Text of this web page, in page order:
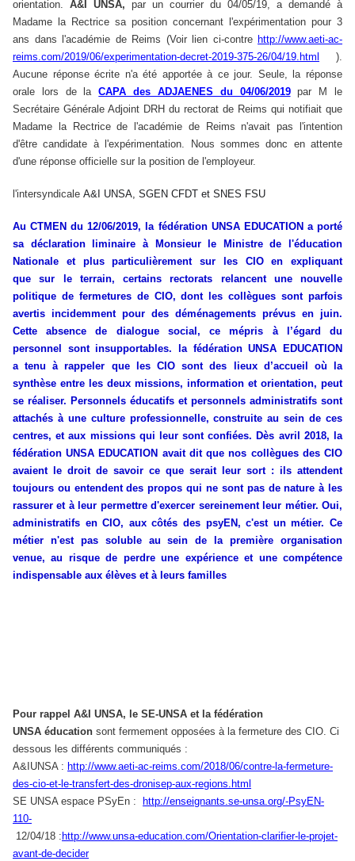
orientation. A&I UNSA, par un courrier du 04/05/19, a demandé à
Madame la Rectrice sa position concernant l'expérimentation pour 3
ans dans l'académie de Reims (Voir lien ci-contre http://www.aeti-ac-
reims.com/2019/06/experimentation-decret-2019-375-26/04/19.html
).
Aucune réponse écrite n'a été apportée à ce jour. Seule, la réponse
orale lors de laCAPA des ADJAENES du 04/06/2019par M le
Secrétaire Générale Adjoint DRH du rectorat de Reims qui notifiait que
Madame la Rectrice de l'académie de Reims n'avait pas l'intention
d'être candidate à l'expérimentation. Nous sommes donc en attente
d'une réponse officielle sur la position de l'employeur.
l'intersyndicale A&I UNSA, SGEN CFDT et SNES FSU
Au CTMEN du 12/06/2019, la fédération UNSA EDUCATION a porté
sa déclaration liminaire à Monsieur le Ministre de l'éducation
Nationale et plus particulièrement sur les CIO en expliquant
que sur le terrain, certains rectorats relancent une nouvelle
politique de fermetures de CIO, dont les collègues sont parfois
avertis incidemment pour des déménagements prévus en juin.
Cette absence de dialogue social, ce mépris à l’égard du
personnel sont insupportables. la fédération UNSA EDUCATION
a tenu à rappeler que les CIO sont des lieux d’accueil où la
synthèse entre les deux missions, information et orientation, peut
se réaliser. Personnels éducatifs et personnels administratifs sont
attachés à une culture professionnelle, construite au sein de ces
centres, et aux missions qui leur sont confiées. Dès avril 2018, la
fédération UNSA EDUCATION avait dit que nos collègues des CIO
avaient le droit de savoir ce que serait leur sort : ils attendent
toujours ou entendent des propos qui ne sont pas de nature à les
rassurer et à leur permettre d'exercer sereinement leur métier. Oui,
administratifs en CIO, aux côtés des psyEN, c'est un métier. Ce
métier n'est pas soluble au sein de la première organisation
venue, au risque de perdre une expérience et une compétence
indispensable aux élèves et à leurs familles
Pour rappel A&I UNSA, le SE-UNSA et la fédération
UNSA éducation sont fermement opposées à la fermeture des CIO. Ci
dessous les différents communiqués :
A&IUNSA : http://www.aeti-ac-reims.com/2018/06/contre-la-fermeture-
des-cio-et-le-transfert-des-dronisep-aux-regions.html
SE UNSA espace PSyEn :
http://enseignants.se-unsa.org/-PsyEN-
110-
12/04/18 : http://www.unsa-education.com/Orientation-clarifier-le-projet-
avant-de-decider